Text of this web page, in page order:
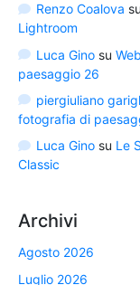
Renzo Coalova su
Lightroom
Luca Ginosu
paesaggio 26
piergiuliano
fotografia di
Luca Ginosu Le
Classic
Archivi
Agosto 2026
Luglio 2026